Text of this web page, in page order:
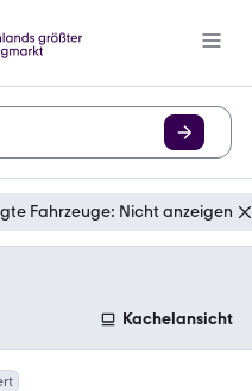
Fahrzeuge: Nicht anzeigen
Kachelansicht